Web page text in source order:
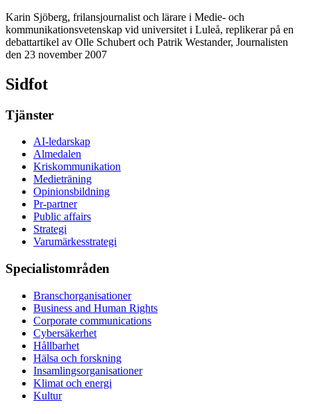
Karin Sjöberg, frilansjournalist och lärare i Medie- och
kommunikationsvetenskap vid universitet i Luleå, replikerar på en
debattartikel av Olle Schubert och Patrik Westander, Journalisten
den 23 november 2007
Sidfot
Tjänster
AI-ledarskap
Almedalen
Kris­kommunikation
Medieträning
Opinionsbildning
Pr-partner
Public affairs
Strategi
Varumärkesstrategi
Specialistområden
Branschorganisationer
Business and Human Rights
Corporate communications
Cybersäkerhet
Hållbarhet
Hälsa och forskning
Insamlingsorganisationer
Klimat och energi
Kultur